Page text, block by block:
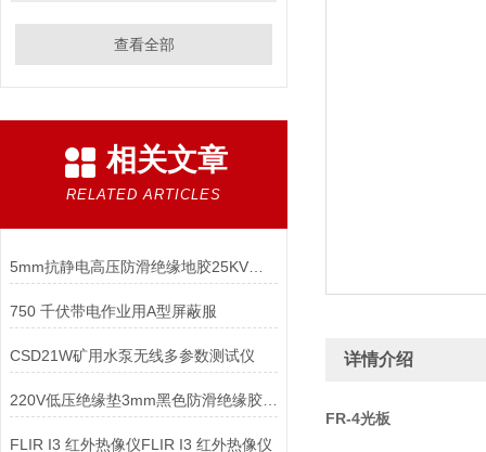
查看全部
相关文章
RELATED ARTICLES
5mm抗静电高压防滑绝缘地胶25KV配电室高压绝缘橡胶垫
750 千伏带电作业用A型屏蔽服
CSD21W矿用水泵无线多参数测试仪
220V低压绝缘垫3mm黑色防滑绝缘胶板4mm绝缘胶板厂家
FLIR I3 红外热像仪FLIR I3 红外热像仪
详情介绍
FR-4光板